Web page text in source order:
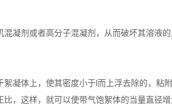
凝剂或者高分子混凝剂，从而破坏其溶液
凝体上，使其密度小于l而上浮去除的，粘
比，这样，就可以使带气饱絮体的当量直径